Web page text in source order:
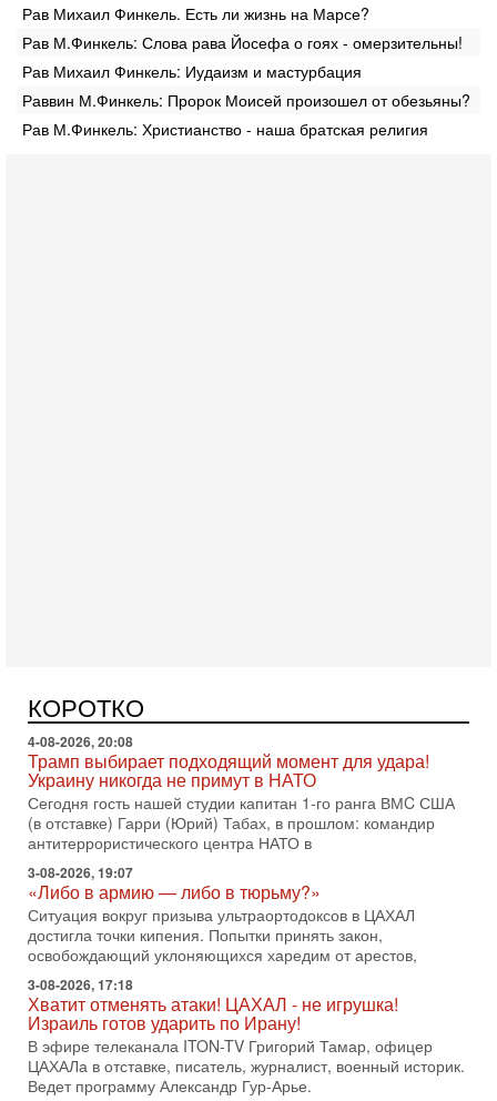
Рав Михаил Финкель. Есть ли жизнь на Марсе?
Рав М.Финкель: Слова рава Йосефа о гоях - омерзительны!
Рав Михаил Финкель: Иудаизм и мастурбация
Раввин М.Финкель: Пророк Моисей произошел от обезьяны?
Рав М.Финкель: Христианство - наша братская религия
КОРОТКО
его словам, если этого не произойдет, Иран ждет
4-08-2026, 20:08
Трамп выбирает подходящий момент для удара!
Украину никогда не примут в НАТО
Сегодня гость нашей студии капитан 1-го ранга ВМC США
(в отставке) Гарри (Юрий) Табах, в прошлом: командир
антитеррористического центра НАТО в
3-08-2026, 19:07
«Либо в армию — либо в тюрьму?»
Ситуация вокруг призыва ультраортодоксов в ЦАХАЛ
достигла точки кипения. Попытки принять закон,
освобождающий уклоняющихся харедим от арестов,
3-08-2026, 17:18
Хватит отменять атаки! ЦАХАЛ - не игрушка!
Израиль готов ударить по Ирану!
В эфире телеканала ITON-TV Григорий Тамар, офицер
ЦАХАЛа в отставке, писатель, журналист, военный историк.
Ведет программу Александр Гур-Арье.